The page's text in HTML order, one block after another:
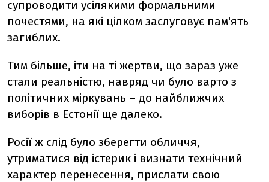
супроводити усілякими формальними
почестями, на які цілком заслуговує пам'ять
загиблих.
Тим більше, іти на ті жертви, що зараз уже
стали реальністю, навряд чи було варто з
політичних міркувань – до найближчих
виборів в Естонії ще далеко.
Росії ж слід було зберегти обличчя,
утриматися від істерик і визнати технічний
характер перенесення, прислати свою